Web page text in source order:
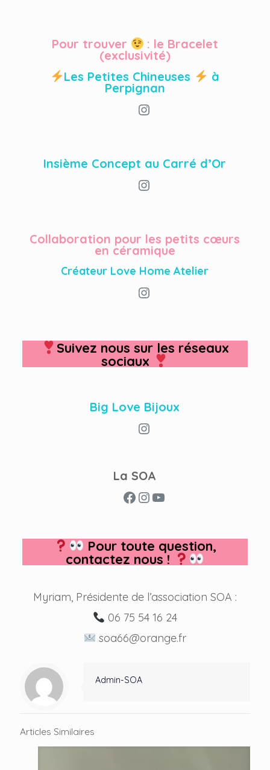
Pour trouver : le Bracelet
(exclusivité)
Les Petites Chineuses
à
Perpignan
Instagram
Insième Concept au Carré d’Or
Instagram
Collaboration pour les petits cœurs
en céramique
Créateur Love Home Atelier
Instagram
Suivez nous sur les réseaux
sociaux
Big Love Bijoux
Instagram
La SOA
Facebook
Instagram
YouTube
Pour toute question,
contactez nous !
Myriam, Présidente de l’association SOA :
06 75 54 16 24
soa66@orange.fr
Admin-SOA
Articles Similaires